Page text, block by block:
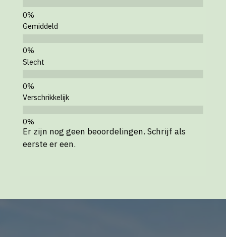
Gemiddeld
Slecht
Verschrikkelijk
Er zijn nog geen beoordelingen. Schrijf als
eerste er een.